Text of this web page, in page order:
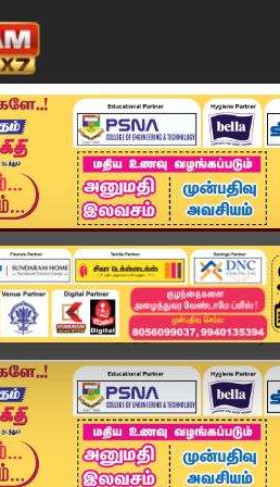
அண்மை தமிழ்நாடு சினிமா
மிட்டாய் கடையில் நடந்த கொள்ளை.. சிசிடிவி